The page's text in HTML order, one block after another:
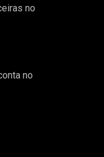
no
no